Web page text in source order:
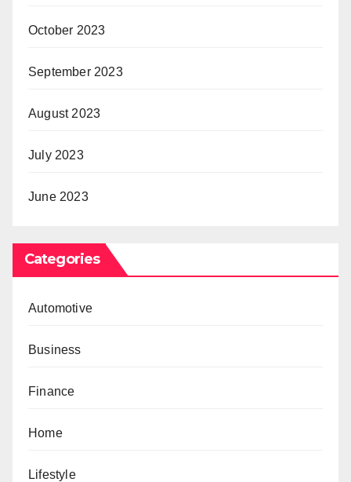
October 2023
September 2023
August 2023
July 2023
June 2023
Categories
Automotive
Business
Finance
Home
Lifestyle